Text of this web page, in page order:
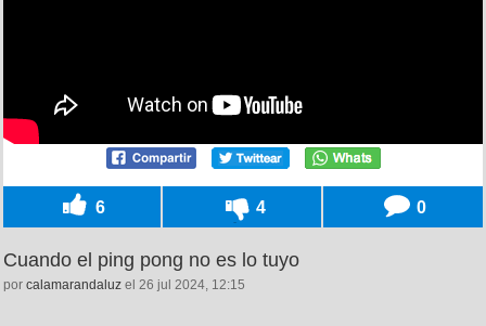
6 4 0
Cuando el ping pong no es lo tuyo
por calamarandaluz el 26 jul 2024, 12:15